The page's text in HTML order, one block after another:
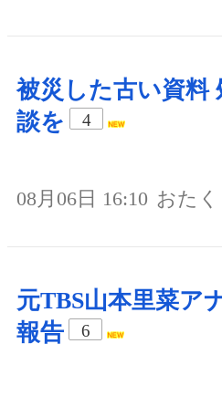
被災した古い資料
談を
4
08月06日 16:10 おた
元TBS山本里菜ア
報告
6